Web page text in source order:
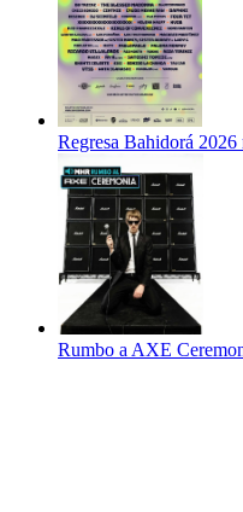
Regresa Bahidorá 2026
Rumbo a AXE